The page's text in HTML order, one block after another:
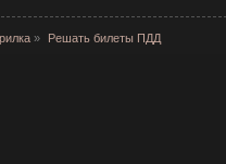
» Решать билеты ПДД